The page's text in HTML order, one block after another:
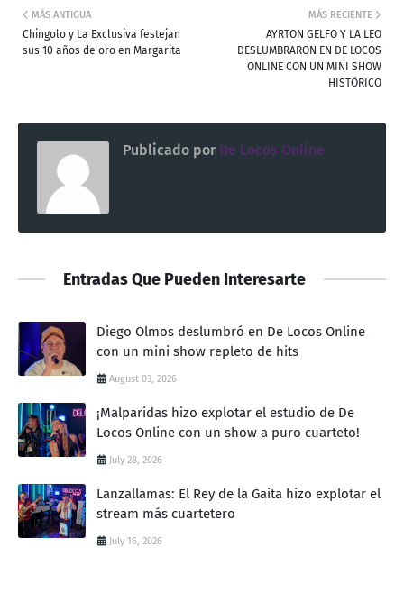
MÁS RECIENTE
AYRTON GELFO Y LA LEO
DESLUMBRARON EN DE LOCOS
ONLINE CON UN MINI SHOW
HISTÓRICO
MÁS ANTIGUA
Chingolo y La Exclusiva festejan
sus 10 años de oro en Margarita
Publicado por De Locos Online
Entradas Que Pueden Interesarte
Diego Olmos deslumbró en De Locos Online
con un mini show repleto de hits
August 03, 2026
¡Malparidas hizo explotar el estudio de De
Locos Online con un show a puro cuarteto!
July 28, 2026
Lanzallamas: El Rey de la Gaita hizo explotar el
stream más cuartetero
July 16, 2026